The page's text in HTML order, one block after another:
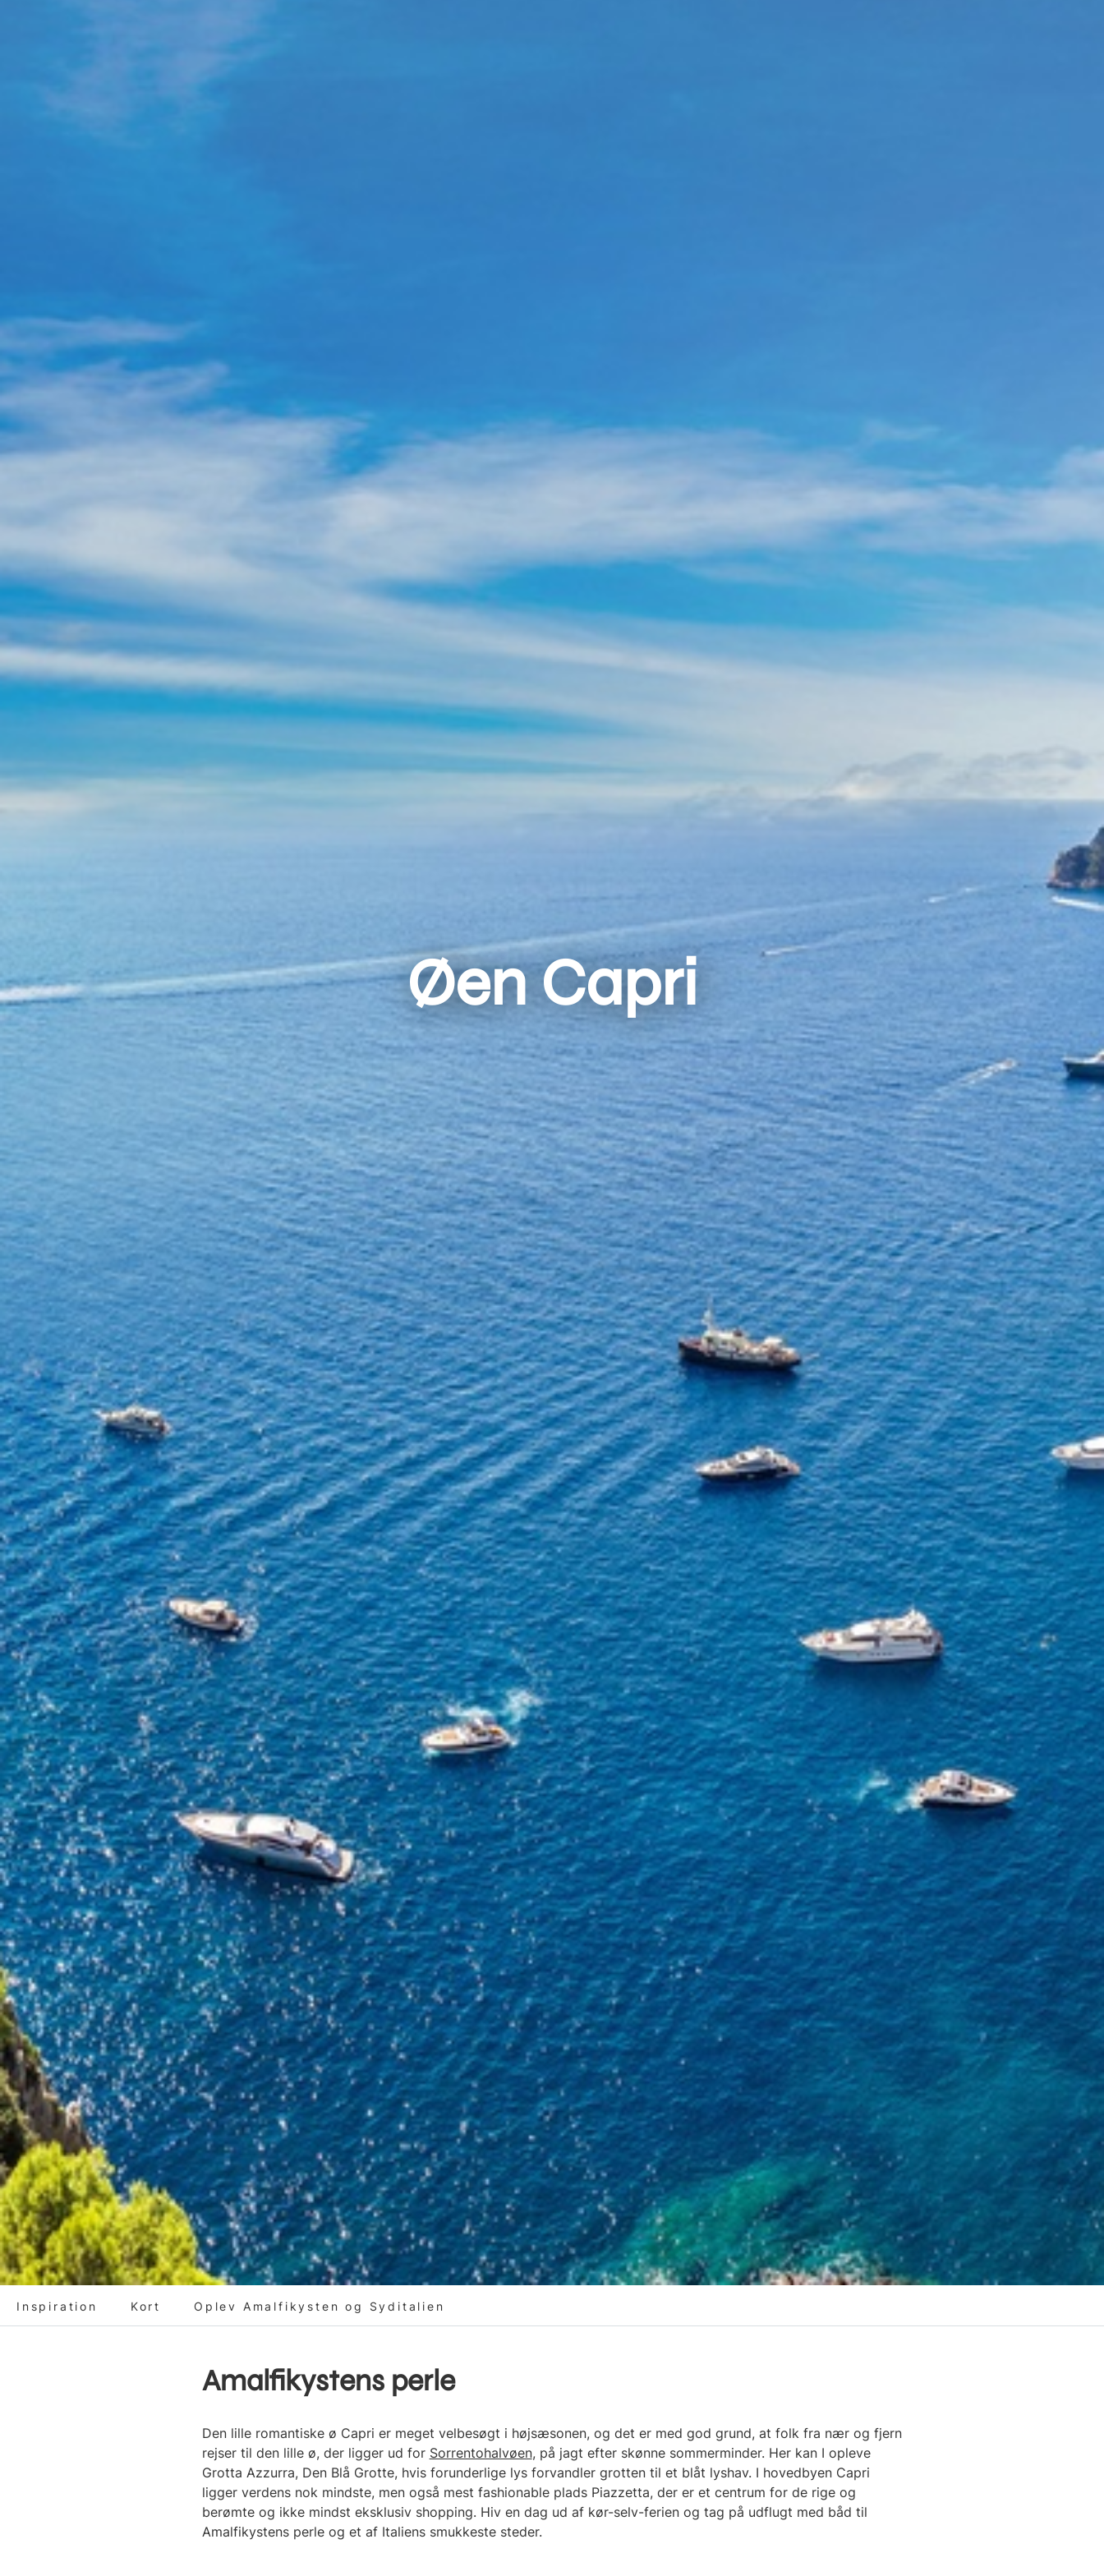
Øen Capri
Inspiration Kort Oplev Amalfikysten og Syditalien
Amalfikystens perle
Den lille romantiske ø Capri er meget velbesøgt i højsæsonen, og det er med god grund, at folk fra nær og fjern
rejser til den lille ø, der ligger ud for Sorrentohalvøen, på jagt efter skønne sommerminder. Her kan I opleve
Grotta Azzurra, Den Blå Grotte, hvis forunderlige lys forvandler grotten til et blåt lyshav. I hovedbyen Capri
ligger verdens nok mindste, men også mest fashionable plads Piazzetta, der er et centrum for de rige og
berømte og ikke mindst eksklusiv shopping. Hiv en dag ud af kør-selv-ferien og tag på udflugt med båd til
Amalfikystens perle og et af Italiens smukkeste steder.